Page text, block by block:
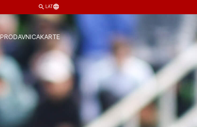
LAT
PRODAVNICAKARTE